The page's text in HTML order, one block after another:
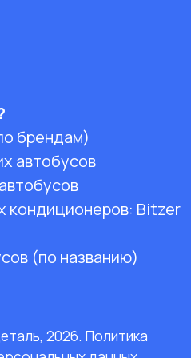
брендам)
автобусов
кондиционеров: Bitzer
(по названию)
2026. Политика